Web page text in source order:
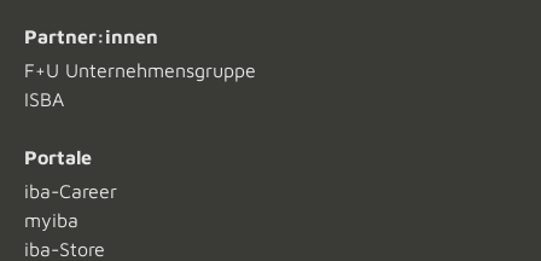
Partner:innen
F+U Unternehmensgruppe
ISBA
Portale
iba-Career
myiba
iba-Store